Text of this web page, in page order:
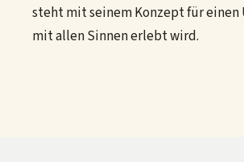
steht mit seinem Konzept für einen
mit allen Sinnen erlebt wird.